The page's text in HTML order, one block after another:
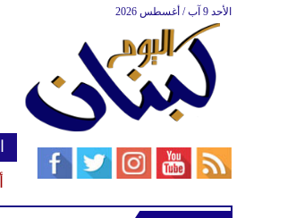
الأحد 9 آب / أغسطس 2026